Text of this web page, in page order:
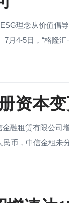
理念从价值倡
月4-5日，“格隆汇
资本
融租赁有限公司
币，中信金租未